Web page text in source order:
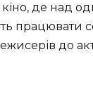
кіно, де над
працювати
до